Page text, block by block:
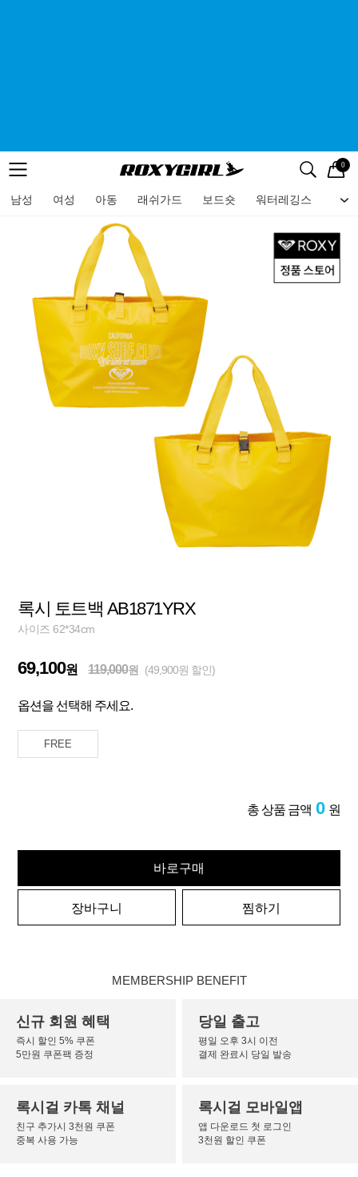
메뉴 검색
로고 0
남성 여성 아동 래쉬가드 보드숏 워터레깅스 비
메뉴
록시 토트백 AB1871YRX
사이즈 62*34cm
69,100원 119,000원 (49,900원 할인)
옵션을 선택해 주세요.
FREE
총 상품 금액 0 원
바로구매
장바구니 찜하기
MEMBERSHIP BENEFIT
신규 회원 혜택
즉시 할인 5% 쿠폰
5만원 쿠폰팩 증정
당일 출고
평일 오후 3시 이전
결제 완료시 당일 발송
록시걸 카톡 채널
친구 추가시 3천원 쿠폰
중복 사용 가능
록시걸 모바일앱
앱 다운로드 첫 로그인
3천원 할인 쿠폰